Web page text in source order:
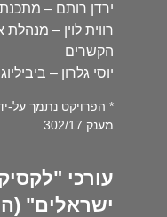
ירדן רותם – מתכנת (ב-
רווית לוין –
הקשרים
יוסי גלרון –
* הפרויקט נתמך על-
מענק 302/17
עורכי
ישראלים"